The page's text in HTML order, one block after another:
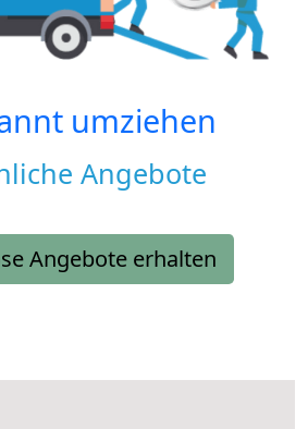
umziehen
Angebote
Angebote erhalten